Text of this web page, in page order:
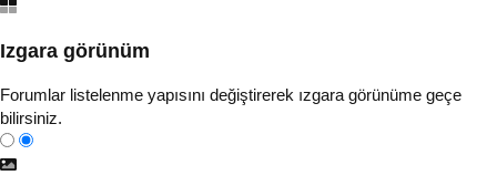
Izgara görünüm
Forumlar listelenme yapısını değiştirerek ızgara görünüme geçe
bilirsiniz.